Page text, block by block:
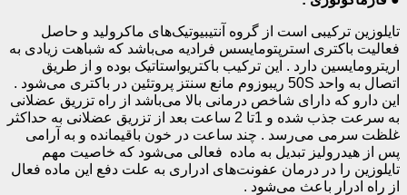
تایلوزین ترکیبی است از گروه آنتی­بیوتیک‌های ماکرولید و حاصل
فعالیت باکتری استرپتومایسس فرادیه می‌باشد که شباهت زیادی به
اریترومایسین دارد . این ترکیب باکتریواستاتیک بوده و از طریق
اتصال به واحد 50S ریبوزوم مانع سنتز پروتئین در باکتری می‌شود .
این دارو که دارای شاخص درمانی بالا می‌باشد از راه تزریق عضلانی
به سرعت جذب شده و 1تا 2 ساعت بعد از تزریق عضلانی به حداکثر
غلظت سرمی می‌رسد . چند ساعت در خون باقیمانده و به آرامی
پس از هیدرولیز تبدیل به ماده فعالی می‌شود که خاصیت مهم
تایلوزین را در درمان عفونت‌های ادراری به ­علت دفع این ماده فعال
از راه ادرار باعث می‌شود .